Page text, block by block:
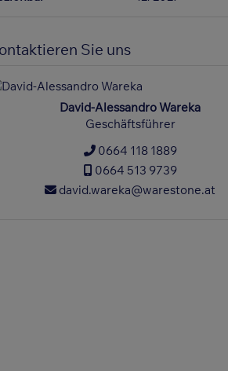
Sie uns
David-Alessandro Wareka
Geschäftsführer
0664 118 1889
0664 513 9739
david.wareka@warestone.at